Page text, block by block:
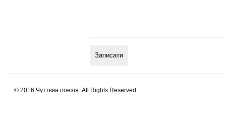
© 2016 Чуттєва поезія. All Rights Reserved.